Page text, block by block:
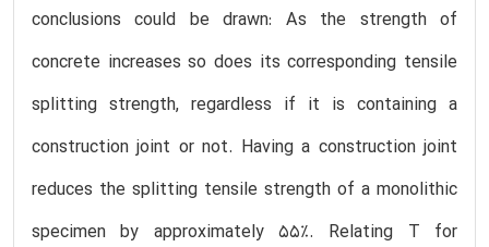
conclusions could be drawn: As the strength of
concrete increases so does its corresponding tensile
splitting strength, regardless if it is containing a
construction joint or not. Having a construction joint
reduces the splitting tensile strength of a monolithic
specimen by approximately 55%. Relating T for